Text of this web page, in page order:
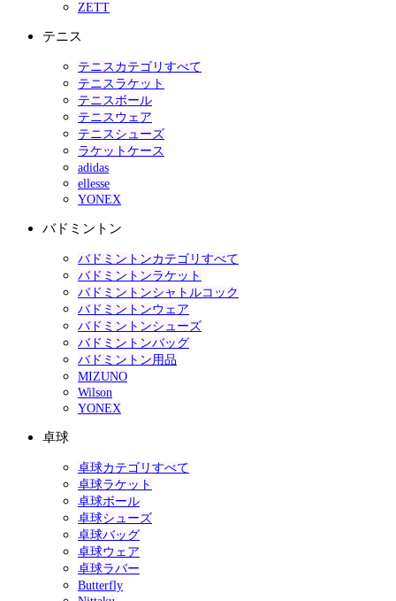
ZETT
テニス
テニスカテゴリすべて
テニスラケット
テニスボール
テニスウェア
テニスシューズ
ラケットケース
adidas
ellesse
YONEX
バドミントン
バドミントンカテゴリすべて
バドミントンラケット
バドミントンシャトルコック
バドミントンウェア
バドミントンシューズ
バドミントンバッグ
バドミントン用品
MIZUNO
Wilson
YONEX
卓球
卓球カテゴリすべて
卓球ラケット
卓球ボール
卓球シューズ
卓球バッグ
卓球ウェア
卓球ラバー
Butterfly